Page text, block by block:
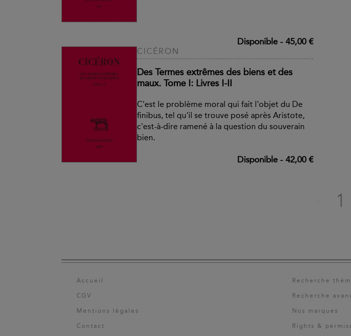
Disponible- 45,00 €
CICÉRON
Des Termes extrêmes des biens et des
maux. Tome I: Livres I-II
C'est le problème moral qui fait l'objet du De
finibus, tel qu'il se trouve posé après Aristote,
c'est-à-dire ramené à la question du souverain
bien.
Disponible- 42,00 €
1
Accueil
CGV
Mentions légales
Contact
Recherche
Recherche
Nos marques
Rights &